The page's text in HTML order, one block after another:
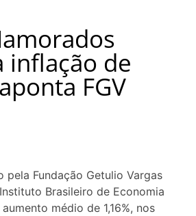
inflação de
FGV
pela Fundação Getulio Vargas
Brasileiro de Economia
médio de 1,16%, nos